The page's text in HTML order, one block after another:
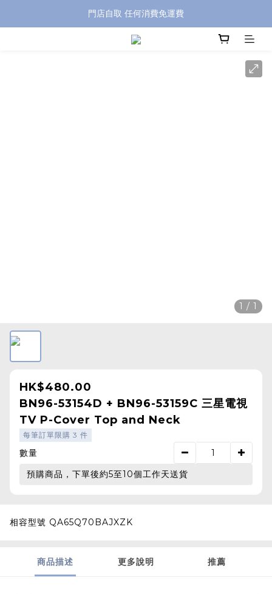
特別優惠: 訂單滿 HKD$499 免運費
門店自取 任何消費免運費
特別優惠: 訂單滿 HKD$499 免運費
1 / 1
HK$480.00
BN96-53154D + BN96-53159C 三星電視
TV P-Cover Top and Neck
每筆訂單限購 3 件
數量
預購商品，下單後約5至10個工作天送貨
相容型號 QA65Q70BAJXZK
商品描述 更多說明 推薦